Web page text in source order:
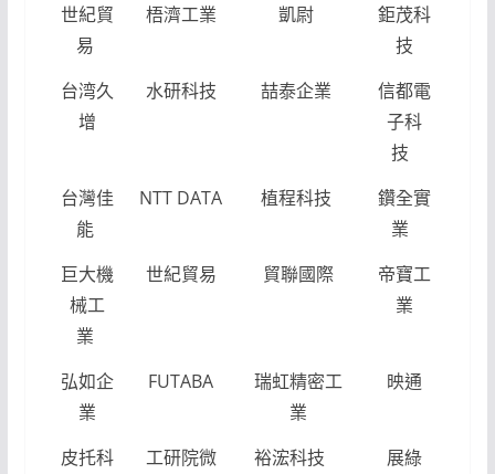
世紀貿
易
梧濟工業 凱尉
鉅茂科
技
台湾久
增
水研科技 喆泰企業
信都電
子科
技
台灣佳
能
NTT DATA 植程科技
鑽全實
業
巨大機
械工
業
世紀貿易 貿聯國際
帝寶工
業
弘如企
業
FUTABA
瑞虹精密工
業
映通
皮托科
工研院微
裕浤科技 展綠